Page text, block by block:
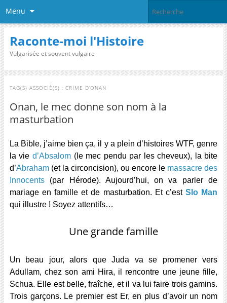
Menu
Raconte-moi l'Histoire
Vulgarisée et souvent vulgaire
TAG(S) ASSOCIÉ(S) : CRIME D’ONAN
Onan, le mec donne son nom à la
masturbation
La Bible, j’aime bien ça, il y a plein d’histoires WTF, genre
la vie d’Absalom (le mec pendu par les cheveux), la bite
d’Abraham(et la circoncision), ou encore le massacre des
Innocents(par Hérode). Aujourd’hui, on va parler de
mariage en famille et de masturbation. Et c’est Slo Man
qui illustre ! Soyez attentifs…
Une grande famille
Un beau jour, alors que Juda va se promener vers
Adullam, chez son ami Hira, il rencontre une jeune fille,
Schua. Elle est belle, fraîche, et il va lui faire trois gamins.
Trois garçons. Le premier est Er, en plus d’avoir un nom